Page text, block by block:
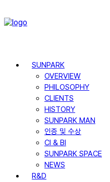
SUNPARK
OVERVIEW
PHILOSOPHY
CLIENTS
HISTORY
SUNPARK MAN
인증 및 수상
CI & BI
SUNPARK SPACE
NEWS
R&D